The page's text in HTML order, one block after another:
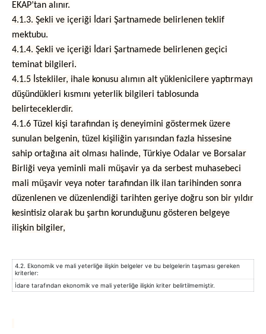
EKAP’tan alınır.
4.1.3. Şekli ve içeriği İdari Şartnamede belirlenen teklif
mektubu.
4.1.4. Şekli ve içeriği İdari Şartnamede belirlenen geçici
teminat bilgileri.
4.1.5 İstekliler, ihale konusu alımın alt yüklenicilere yaptırmayı
düşündükleri kısmını yeterlik bilgileri tablosunda
belirteceklerdir.
4.1.6 Tüzel kişi tarafından iş deneyimini göstermek üzere
sunulan belgenin, tüzel kişiliğin yarısından fazla hissesine
sahip ortağına ait olması halinde, Türkiye Odalar ve Borsalar
Birliği veya yeminli mali müşavir ya da serbest muhasebeci
mali müşavir veya noter tarafından ilk ilan tarihinden sonra
düzenlenen ve düzenlendiği tarihten geriye doğru son bir yıldır
kesintisiz olarak bu şartın korunduğunu gösteren belgeye
ilişkin bilgiler,
4.2. Ekonomik ve mali yeterliğe ilişkin belgeler ve bu belgelerin taşıması gereken
kriterler:
İdare tarafından ekonomik ve mali yeterliğe ilişkin kriter belirtilmemiştir.